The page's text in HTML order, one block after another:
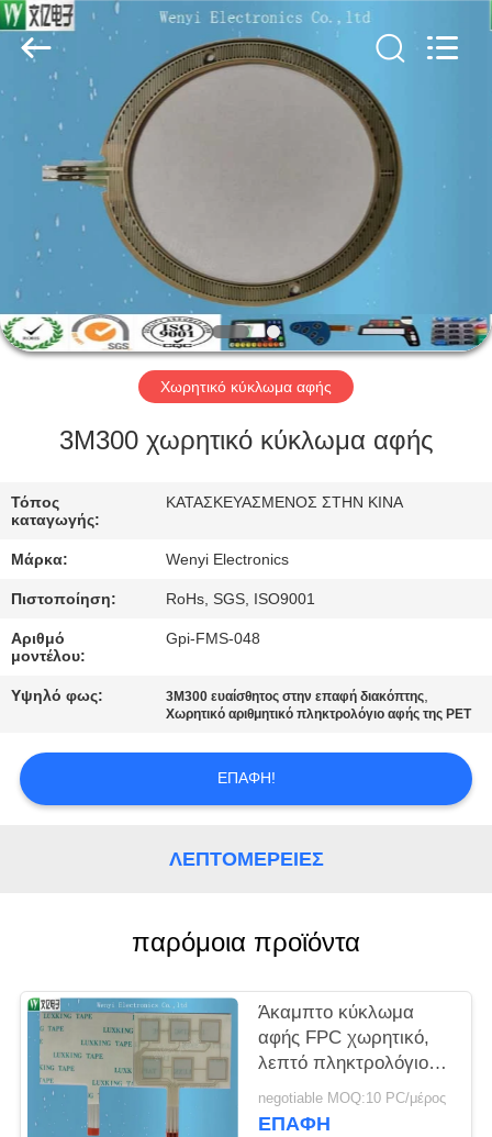
ΣΠΊΤΙ
ΠΡΟΪΌΝΤΑ
ΠΕΡΊΠΟΥ
ΕΜΕΊΣ
ΓΎΡΟΣ
ΕΡΓΟΣΤΑΣΊΩΝ
ΠΟΙΟΤΙΚΌΣ
ΈΛΕΓΧΟΣ
ΜΑΣ
ΕΛΆΤΕ
ΣΕ
ΜΕ
ΖΗΤΉΣΤΕ
ΈΝΑ
ΑΠΌΣΠΑΣΜΑ
PRIVACY
POLICY
Jinyuanhang
Electronic
Technology
Co.,
Reserved.
Χωρητικό κύκλωμα αφής
3M300 χωρητικό κύκλωμα αφής
Τόπος
καταγωγής:
ΚΑΤΑΣΚΕΥΑΣΜΕΝΟΣ ΣΤΗΝ ΚΙΝΑ
Μάρκα: Wenyi Electronics
Πιστοποίηση: RoHs, SGS, ISO9001
Αριθμό
μοντέλου:
Gpi-FMS-048
Υψηλό φως: 3M300 ευαίσθητος στην επαφή διακόπτης,
Χωρητικό αριθμητικό πληκτρολόγιο αφής της PET
ΕΠΑΦΉ!
ΛΕΠΤΟΜΈΡΕΙΕΣ
παρόμοια προϊόντα
Άκαμπτο κύκλωμα
αφής FPC χωρητικό,
λεπτό πληκτρολόγιο
μεμβρανών PCB
σύστασης V150
negotiable MOQ:10 PC/μέρος
ΕΠΑΦΉ